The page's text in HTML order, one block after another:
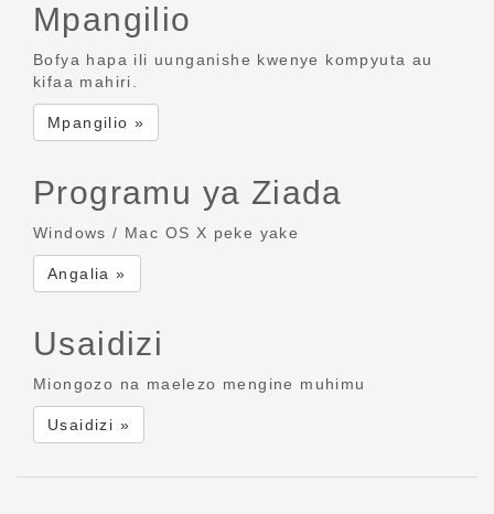
Mpangilio
Bofya hapa ili uunganishe kwenye kompyuta au
kifaa mahiri.
Mpangilio »
Programu ya Ziada
Windows / Mac OS X peke yake
Angalia »
Usaidizi
Miongozo na maelezo mengine muhimu
Usaidizi »